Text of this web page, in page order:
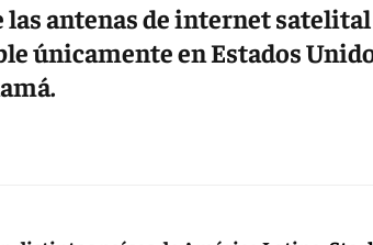
las antenas de internet
únicamente en Estados